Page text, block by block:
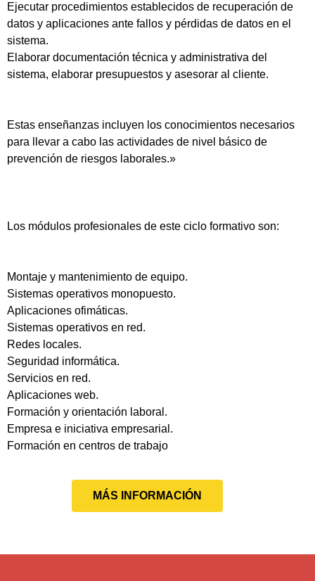
Ejecutar procedimientos establecidos de recuperación de
datos y aplicaciones ante fallos y pérdidas de datos en el
sistema.
Elaborar documentación técnica y administrativa del
sistema, elaborar presupuestos y asesorar al cliente.
Estas enseñanzas incluyen los conocimientos necesarios
para llevar a cabo las actividades de nivel básico de
prevención de riesgos laborales.»
Los módulos profesionales de este ciclo formativo son:
Montaje y mantenimiento de equipo.
Sistemas operativos monopuesto.
Aplicaciones ofimáticas.
Sistemas operativos en red.
Redes locales.
Seguridad informática.
Servicios en red.
Aplicaciones web.
Formación y orientación laboral.
Empresa e iniciativa empresarial.
Formación en centros de trabajo
MÁS INFORMACIÓN